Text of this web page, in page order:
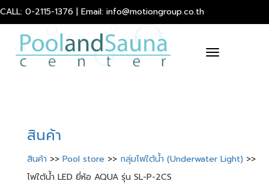
CALL: 0-2115-1376 | Email: info@motiongroup.co.th
Toggle
สินค้า
สินค้า >> Pool store >> กลุ่มไฟใต้น้ำ (Underwater Light) >>
ไฟใต้น้ำ LED ยี่ห้อ AQUA รุ่น SL-P-2CS